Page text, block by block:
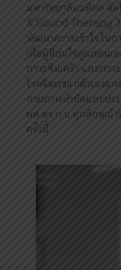
มหาวิทยาลัยมหิดล จัด
& Sound Therapy
พัฒนาความเข้าใจใน
เพื่อผู้ที่สนใจดูแลตนเ
ภาวะซึมเศร้า และภา
โรคจิตเวชแก่ตัวเอง
กายภาพบำบัดและปร
ผศ.ดร.ก.บ.ศุภลักษณ์ เ
ครั้งนี้